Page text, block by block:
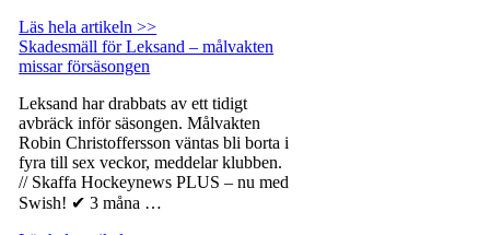
Läs hela artikeln >>
Skadesmäll för Leksand – målvakten
missar försäsongen
Leksand har drabbats av ett tidigt
avbräck inför säsongen. Målvakten
Robin Christoffersson väntas bli borta i
fyra till sex veckor, meddelar klubben.
// Skaffa Hockeynews PLUS – nu med
Swish! ✔ 3 måna …